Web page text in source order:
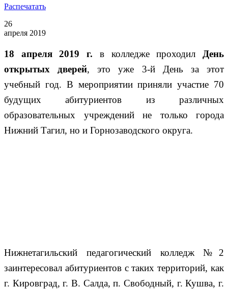
Распечатать
26
апреля 2019
18 апреля 2019 г. в колледже проходил День
открытых дверей, это уже 3-й День за этот
учебный год. В мероприятии приняли участие 70
будущих абитуриентов из различных
образовательных учреждений не только города
Нижний Тагил, но и Горнозаводского округа.
Нижнетагильский педагогический колледж №2
заинтересовал абитуриентов с таких территорий, как
г. Кировград, г. В. Салда, п. Свободный, г. Кушва, г.